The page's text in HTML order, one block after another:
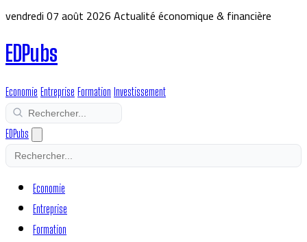
vendredi 07 août 2026Actualité économique & financière
EDPubs
Economie Entreprise Formation Investissement
EDPubs
Economie
Entreprise
Formation